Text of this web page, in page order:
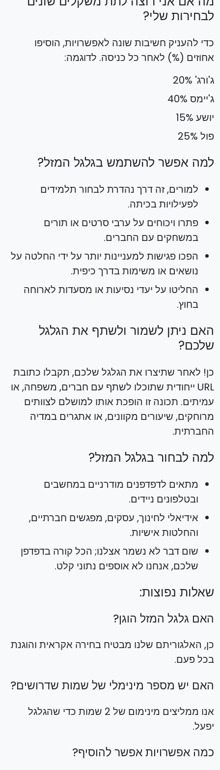
לבחירות שלי?
כדי להעניק חשיבות שונה לאפשרויות, הוסיפו
אחוזים (%) לאחר כל כניסה. לדוגמה:
ג'ורג' 20%
ג'יימס 40%
יושע 15%
פול 25%
למה אפשר להשתמש בגלגל המזל?
למורים, זה דרך נהדרת לבחור תלמידים
לפעילויות בכיתה.
פתרו ויכוחים על ערבי סרטים או תורים
במשחקים עם החברים.
הפכו פגישות למעניינות יותר על ידי החלטה על
נושאים או משימות בדרך כיפית.
החליטו על יעדי נסיעות או מסעדות לארוחה
בחוץ.
האם ניתן לשמור ולשתף את הגלגל
שלכם?
כן! לאחר שתיצרו את הגלגל שלכם, תקבלו כתובת
URL ייחודית שתוכלו לשתף עם חברים, משפחה, או
עמיתים. תכונה זו הופכת אותו למושלם לצוותים
מרוחקים, שיעורים מקוונים, או אתגרים במדיה
החברתית.
למה לבחור בגלגל המזל?
מתאים לדפדפנים מודרניים במחשבים
ובטלפונים ניידים.
אידיאלי לחינוך, עסקים, מפגשים חברתיים,
והחלטות אישיות.
שום דבר לא נשמר אצלנו; הכל קורה בדפדפן
שלכם, אנחנו לא אוספים נתוני קלט.
שאלות נפוצות:
האם גלגל המזל הוגן?
כן, האלגוריתם שלנו מבטיח בחירה אקראית והוגנת
בכל פעם.
האם יש מספר מינימלי של שמות שדרושים?
אנו ממליצים מינימום של 2 שמות כדי שהגלגל
יפעל.
כמה אפשרויות אפשר להוסיף?